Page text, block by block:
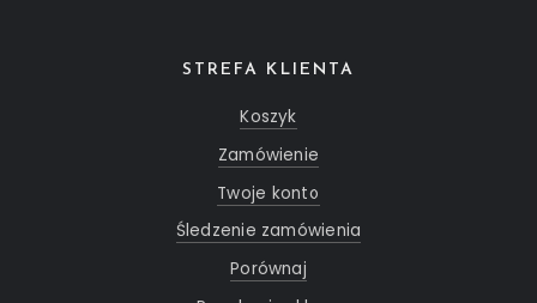
STREFA KLIENTA
Koszyk
Zamówienie
Twoje konto
Śledzenie zamówienia
Porównaj